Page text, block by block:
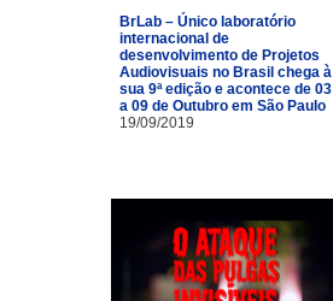
BrLab – Único laboratório
internacional de
desenvolvimento de Projetos
Audiovisuais no Brasil chega à
sua 9ª edição e acontece de 03
a 09 de Outubro em São Paulo
19/09/2019